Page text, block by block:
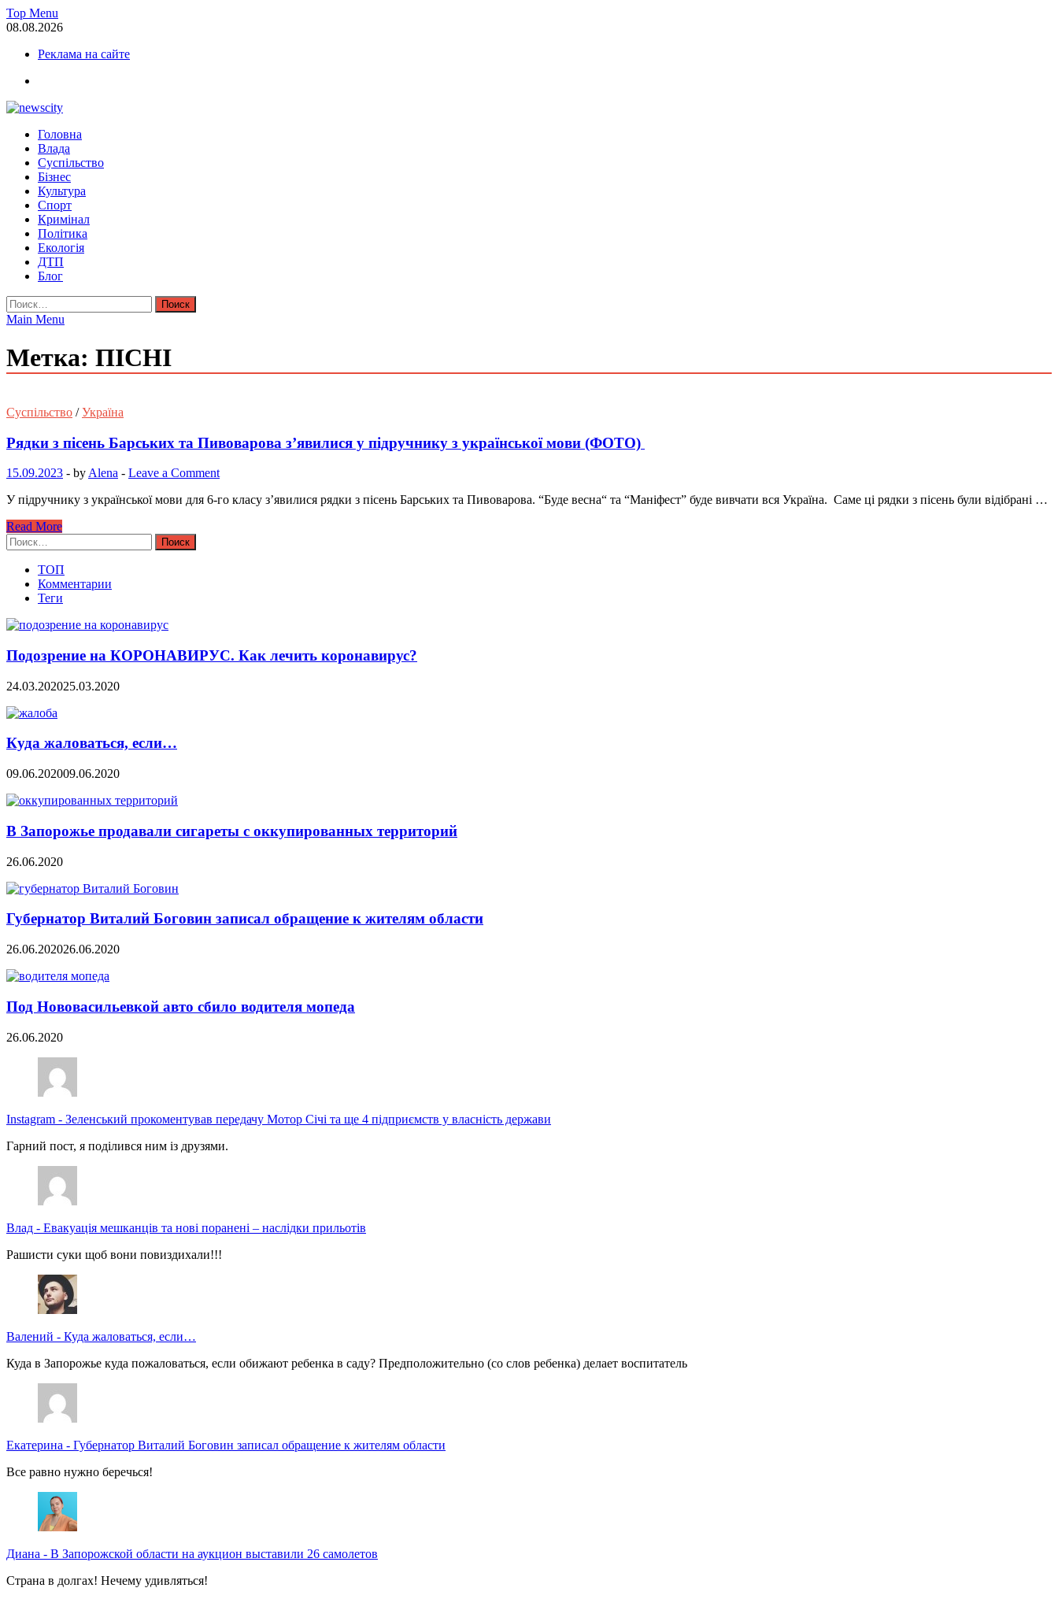
Skip
to
Top Menu
08.08.2026
Реклама на сайте
NewsCity — свежие новости Запорожья сегодня
Новости Запорожья и Запорожской области сегодня. События Запорожья, коррупция, политика, дтп, новости спорта
Головна
Влада
Суспільство
Бізнес
Культура
Спорт
Кримінал
Політика
Екологія
ДТП
Блог
Найти:
Main Menu
Метка: ПІСНІ
Суспільство /Україна
Рядки з пісень Барських та Пивоварова з’явилися у підручнику з української мови (ФОТО)
15.09.2023 - by Alena - Leave a Comment
У підручнику з української мови для 6-го класу з’явилися рядки з пісень Барських та Пивоварова. “Буде весна“ та “Маніфест” буде вивчати вся Україна. Саме ці рядки з пісень були відібрані …
Read More
Найти:
ТОП
Комментарии
Теги
Подозрение на КОРОНАВИРУС. Как лечить коронавирус?
24.03.202025.03.2020
Куда жаловаться, если…
09.06.202009.06.2020
В Запорожье продавали сигареты с оккупированных территорий
26.06.2020
Губернатор Виталий Боговин записал обращение к жителям области
26.06.202026.06.2020
Под Нововасильевкой авто сбило водителя мопеда
26.06.2020
Instagram - Зеленський прокоментував передачу Мотор Січі та ще 4 підприємств у власність держави
Гарний пост, я поділився ним із друзями.
Влад - Евакуація мешканців та нові поранені – наслідки прильотів
Рашисти суки щоб вони повиздихали!!!
Валений - Куда жаловаться, если…
Куда в Запорожье куда пожаловаться, если обижают ребенка в саду? Предположительно (со слов ребенка) делает воспитатель
Екатерина - Губернатор Виталий Боговин записал обращение к жителям области
Все равно нужно беречься!
Диана - В Запорожской области на аукцион выставили 26 самолетов
Страна в долгах! Нечему удивляться!